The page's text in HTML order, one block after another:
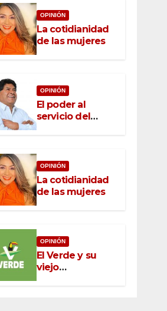
OPINIÓN
La cotidianidad
de las mujeres
OPINIÓN
El poder al
servicio del
pueblo: la nueva
México
OPINIÓN
La cotidianidad
de las mujeres
OPINIÓN
El Verde y su
viejo
oportunismo